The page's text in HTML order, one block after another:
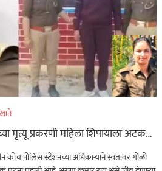
मृत्यू प्रकरणी महिला शिपायाला अटक…
कोंच पोलिस स्टेशनच्या अधिकाऱ्याने स्वत:वर गोळी